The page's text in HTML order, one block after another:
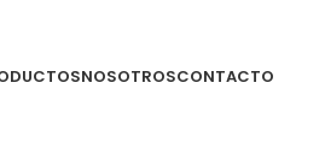
NOSOTROSCONTACTO